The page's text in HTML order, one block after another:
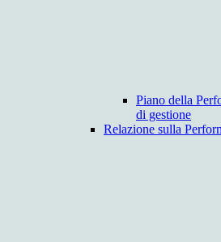
Piano della
di gestione
Relazione sulla